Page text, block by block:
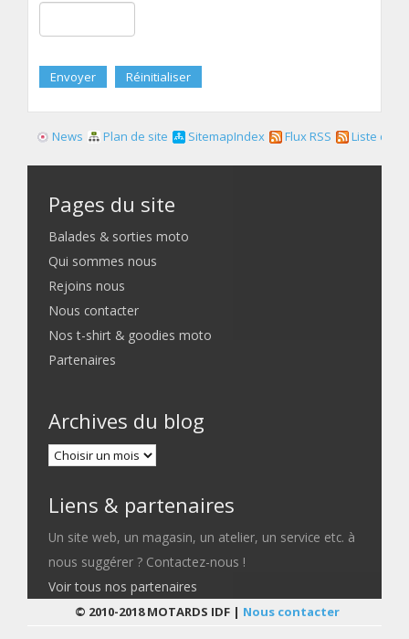
News Plan de site SitemapIndex Flux RSS Liste des
Pages du site
Balades & sorties moto
Qui sommes nous
Rejoins nous
Nous contacter
Nos t-shirt & goodies moto
Partenaires
Archives du blog
Liens & partenaires
Un site web, un magasin, un atelier, un service etc. à
nous suggérer ? Contactez-nous !
Voir tous nos partenaires
© 2010-2018 MOTARDS IDF | Nous contacter